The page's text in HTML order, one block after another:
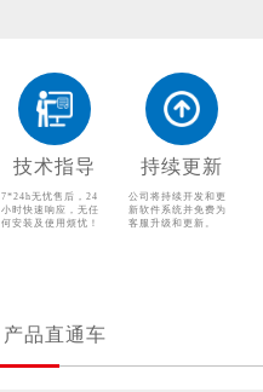
技术指导
7*24h无忧售后，24
小时快速响应，无任
何安装及使用烦忧！
持续更新
公司将持续开发和更
新软件系统并免费为
客服升级和更新。
产品直通车